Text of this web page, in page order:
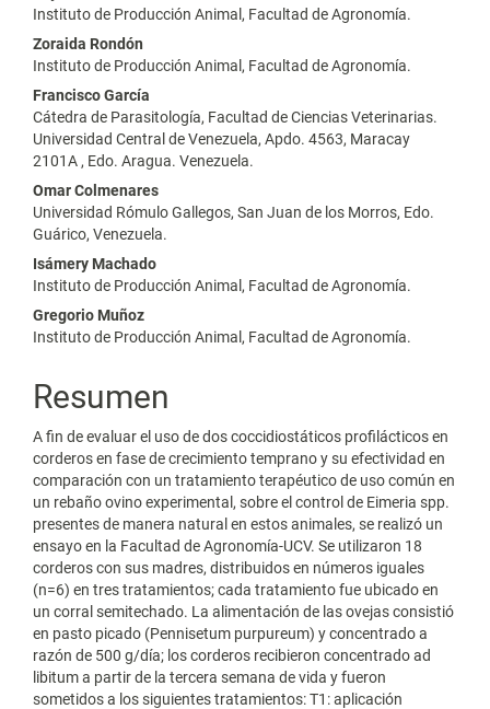
del
artículo
Instituto de Producción Animal, Facultad de Agronomía.
Zoraida Rondón
Instituto de Producción Animal, Facultad de Agronomía.
Francisco García
Cátedra de Parasitología, Facultad de Ciencias Veterinarias.
Universidad Central de Venezuela, Apdo. 4563, Maracay
2101A , Edo. Aragua. Venezuela.
Omar Colmenares
Universidad Rómulo Gallegos, San Juan de los Morros, Edo.
Guárico, Venezuela.
Isámery Machado
Instituto de Producción Animal, Facultad de Agronomía.
Gregorio Muñoz
Instituto de Producción Animal, Facultad de Agronomía.
Resumen
A fin de evaluar el uso de dos coccidiostáticos profilácticos en
corderos en fase de crecimiento temprano y su efectividad en
comparación con un tratamiento terapéutico de uso común en
un rebaño ovino experimental, sobre el control de Eimeria spp.
presentes de manera natural en estos animales, se realizó un
ensayo en la Facultad de Agronomía-UCV. Se utilizaron 18
corderos con sus madres, distribuidos en números iguales
(n=6) en tres tratamientos; cada tratamiento fue ubicado en
un corral semitechado. La alimentación de las ovejas consistió
en pasto picado (Pennisetum purpureum) y concentrado a
razón de 500 g/día; los corderos recibieron concentrado ad
libitum a partir de la tercera semana de vida y fueron
sometidos a los siguientes tratamientos: T1: aplicación